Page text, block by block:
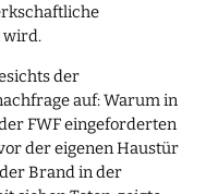
wird.
der
auf: Warum in
FWF eingeforderten
der eigenen Haustür
Brand in der